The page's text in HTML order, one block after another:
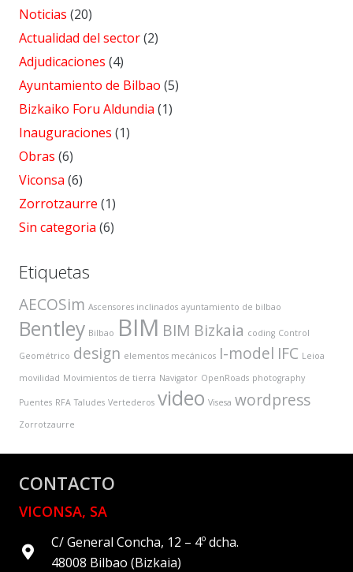
Noticias (20)
Actualidad del sector(2)
Adjudicaciones (4)
Ayuntamiento de Bilbao (5)
Bizkaiko Foru Aldundia (1)
Inauguraciones (1)
Obras (6)
Viconsa (6)
Zorrotzaurre (1)
Sin categoria (6)
Etiquetas
AECOSim Ascensores inclinados ayuntamiento de bilbao
Bentley Bilbao BIM BIM Bizkaia coding Control
Geométrico design elementos mecánicos I-model IFC Leioa
movilidad Movimientos de tierra Navigator OpenRoads photography
Puentes RFA Taludes Vertederos video Visesa wordpress
Zorrotzaurre
CONTACTO
VICONSA, SA
C/ General Concha, 12 – 4º dcha.
48008 Bilbao (Bizkaia)